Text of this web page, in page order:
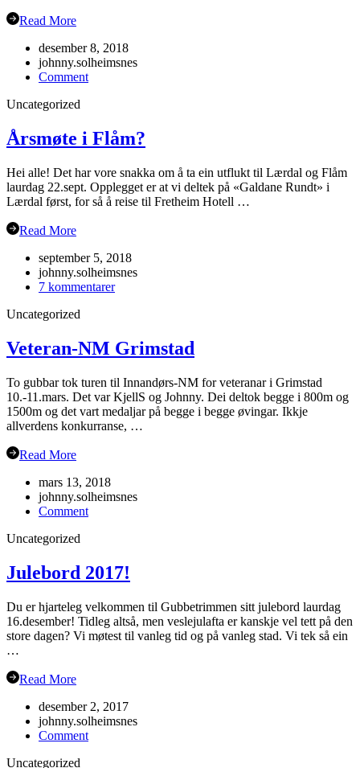
Read More
desember 8, 2018
johnny.solheimsnes
Commenton
Uncategorized
Årsmøte i Flåm?
Hei alle! Det har vore snakka om å ta ein utflukt til Lærdal og Flåm
laurdag 22.sept. Opplegget er at vi deltek på «Galdane Rundt» i
Lærdal først, for så å reise til Fretheim Hotell …
Read More
september 5, 2018
johnny.solheimsnes
7 kommentarertil
Uncategorized
Veteran-NM Grimstad
To gubbar tok turen til Innandørs-NM for veteranar i Grimstad
10.-11.mars. Det var KjellS og Johnny. Dei deltok begge i 800m og
1500m og det vart medaljar på begge i begge øvingar. Ikkje
allverdens konkurranse, …
Read More
mars 13, 2018
johnny.solheimsnes
Commenton
Uncategorized
Julebord 2017!
Du er hjarteleg velkommen til Gubbetrimmen sitt julebord laurdag
16.desember! Tidleg altså, men veslejulafta er kanskje vel tett på den
store dagen? Vi møtest til vanleg tid og på vanleg stad. Vi tek så ein
…
Read More
desember 2, 2017
johnny.solheimsnes
Commenton
Uncategorized